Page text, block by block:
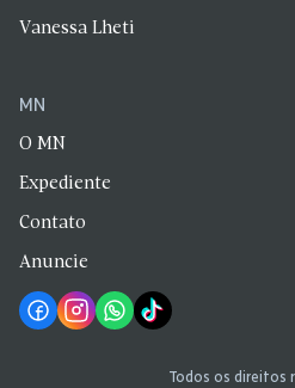
Vanessa Lheti
MN
O MN
Expediente
Contato
Anuncie
Todos os direitos